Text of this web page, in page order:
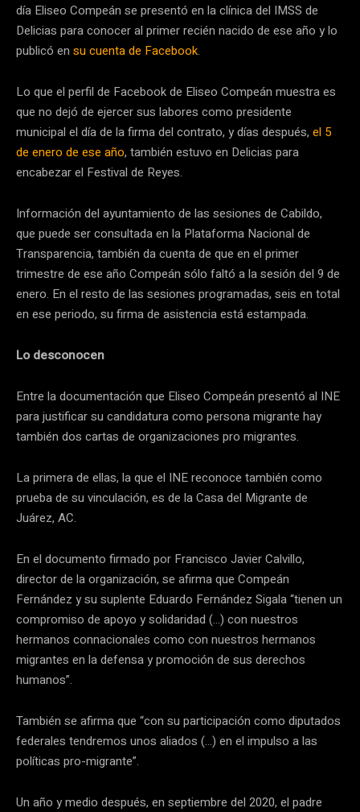
día Eliseo Compeán se presentó en la clínica del IMSS de
Delicias para conocer al primer recién nacido de ese año y lo
publicó en su cuenta de Facebook.
Lo que el perfil de Facebook de Eliseo Compeán muestra es
que no dejó de ejercer sus labores como presidente
municipal el día de la firma del contrato, y días después, el 5
de enero de ese año, también estuvo en Delicias para
encabezar el Festival de Reyes.
Información del ayuntamiento de las sesiones de Cabildo,
que puede ser consultada en la Plataforma Nacional de
Transparencia, también da cuenta de que en el primer
trimestre de ese año Compeán sólo faltó a la sesión del 9 de
enero. En el resto de las sesiones programadas, seis en total
en ese periodo, su firma de asistencia está estampada.
Lo desconocen
Entre la documentación que Eliseo Compeán presentó al INE
para justificar su candidatura como persona migrante hay
también dos cartas de organizaciones pro migrantes.
La primera de ellas, la que el INE reconoce también como
prueba de su vinculación, es de la Casa del Migrante de
Juárez, AC.
En el documento firmado por Francisco Javier Calvillo,
director de la organización, se afirma que Compeán
Fernández y su suplente Eduardo Fernández Sigala “tienen un
compromiso de apoyo y solidaridad (…) con nuestros
hermanos connacionales como con nuestros hermanos
migrantes en la defensa y promoción de sus derechos
humanos”.
También se afirma que “con su participación como diputados
federales tendremos unos aliados (…) en el impulso a las
políticas pro-migrante”.
Un año y medio después, en septiembre del 2020, el padre